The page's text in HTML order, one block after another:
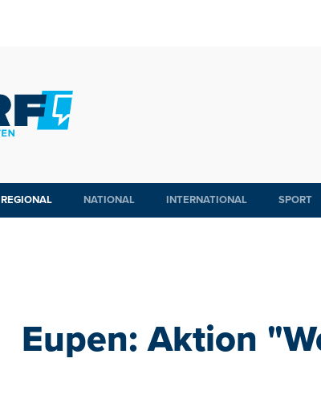
REGIONAL NATIONAL INTERNATIONAL SPORT
Eupen: Aktion